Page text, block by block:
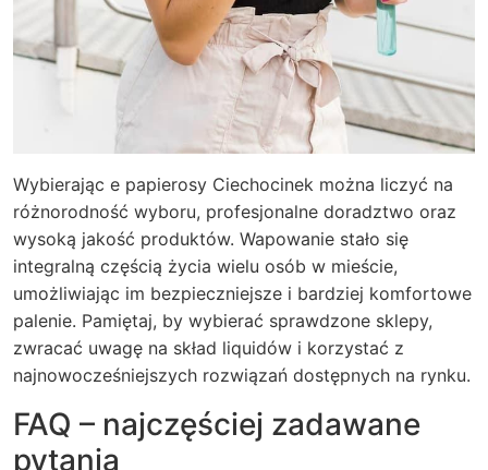
Wybierając e papierosy Ciechocinek można liczyć na
różnorodność wyboru, profesjonalne doradztwo oraz
wysoką jakość produktów. Wapowanie stało się
integralną częścią życia wielu osób w mieście,
umożliwiając im bezpieczniejsze i bardziej komfortowe
palenie. Pamiętaj, by wybierać sprawdzone sklepy,
zwracać uwagę na skład liquidów i korzystać z
najnowocześniejszych rozwiązań dostępnych na rynku.
FAQ – najczęściej zadawane
pytania